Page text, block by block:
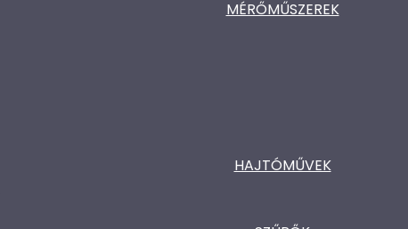
MÉRŐMŰSZEREK
HAJTÓMŰVEK